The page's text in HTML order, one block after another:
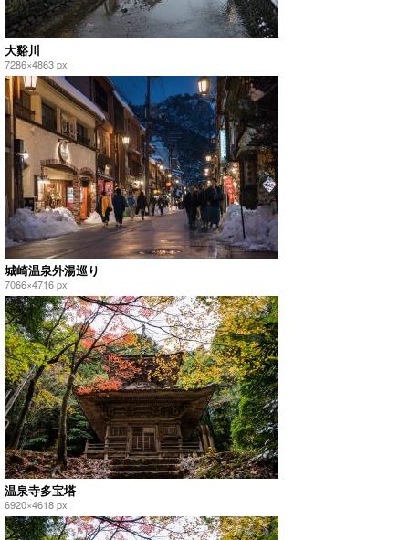
大谿川
7286×4863 px
城崎温泉外湯巡り
7066×4716 px
温泉寺多宝塔
6920×4618 px